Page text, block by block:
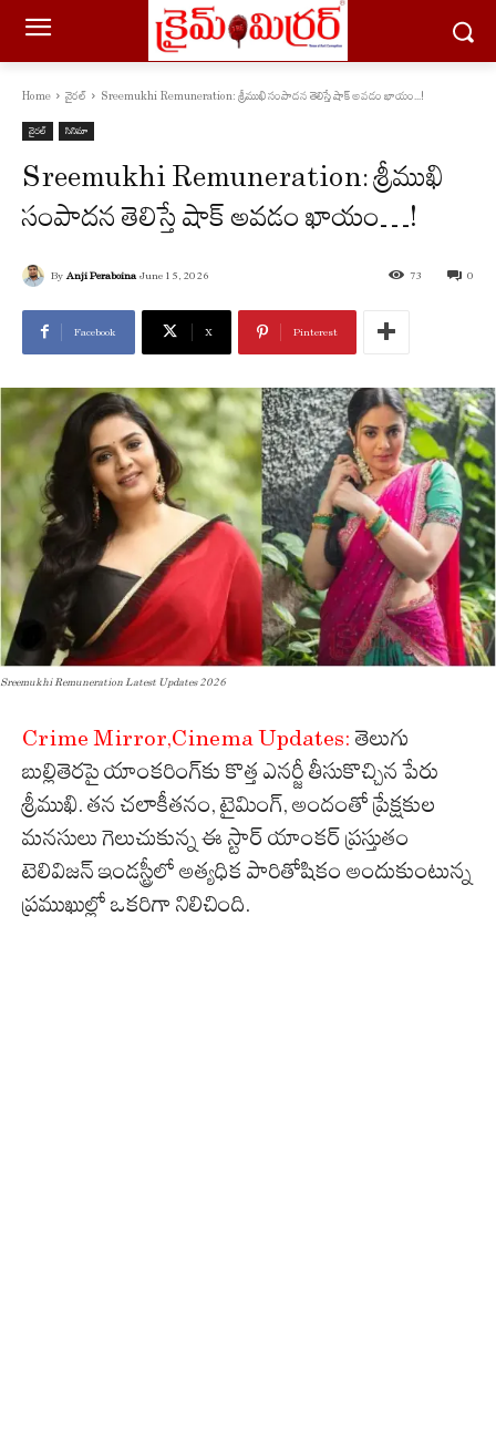
Home వైరల్ Sreemukhi Remuneration: శ్రీముఖి సంపాదన తెలిస్తే షాక్ అవడం ఖాయం...!
వైరల్ సినిమా
Sreemukhi Remuneration: శ్రీముఖి
సంపాదన తెలిస్తే షాక్ అవడం ఖాయం…!
By Anji Peraboina June 15, 2026 0
73
Facebook X Pinterest
Sreemukhi Remuneration Latest Updates 2026
Crime Mirror,Cinema Updates:తెలుగు
బుల్లితెరపై యాంకరింగ్‌కు కొత్త ఎనర్జీ తీసుకొచ్చిన పేరు
శ్రీముఖి. తన చలాకీతనం, టైమింగ్, అందంతో ప్రేక్షకుల
మనసులు గెలుచుకున్న ఈ స్టార్ యాంకర్ ప్రస్తుతం
టెలివిజన్ ఇండస్ట్రీలో అత్యధిక పారితోషికం అందుకుంటున్న
ప్రముఖుల్లో ఒకరిగా నిలిచింది.